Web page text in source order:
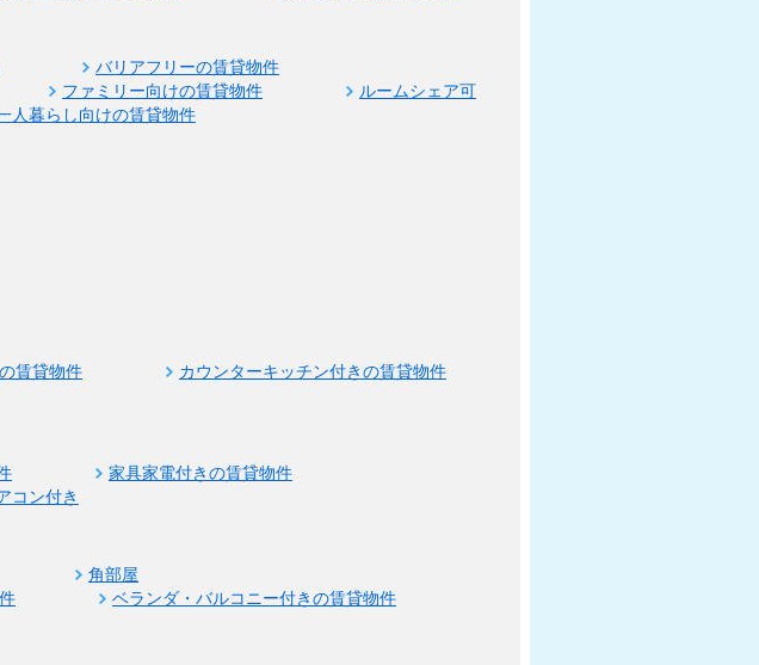
バリアフリーの賃貸物件
ファミリー向けの賃貸物件
ルームシェア可
人暮らし向けの賃貸物件
賃貸物件
カウンターキッチン付きの賃貸物件
家具家電付きの賃貸物件
コン付き
角部屋
ベランダ・バルコニー付きの賃貸物件